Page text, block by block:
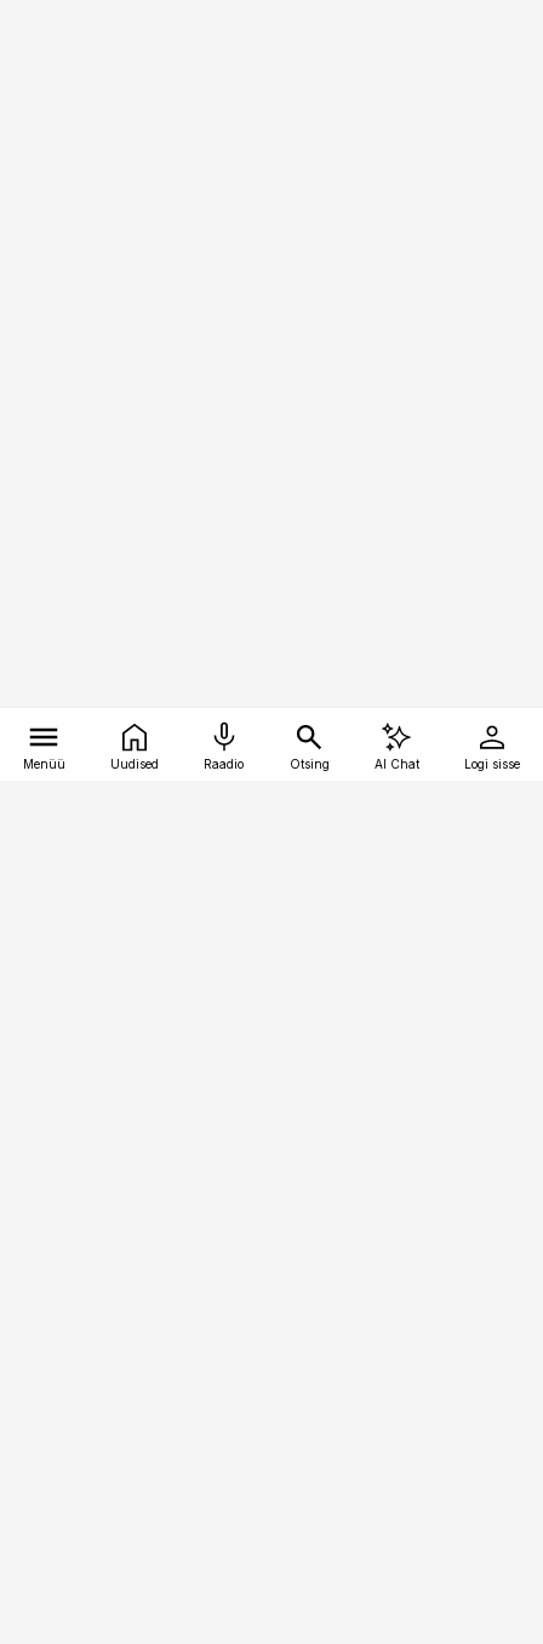
Menüü Uudised Raadio Otsing AI Chat Logi sisse